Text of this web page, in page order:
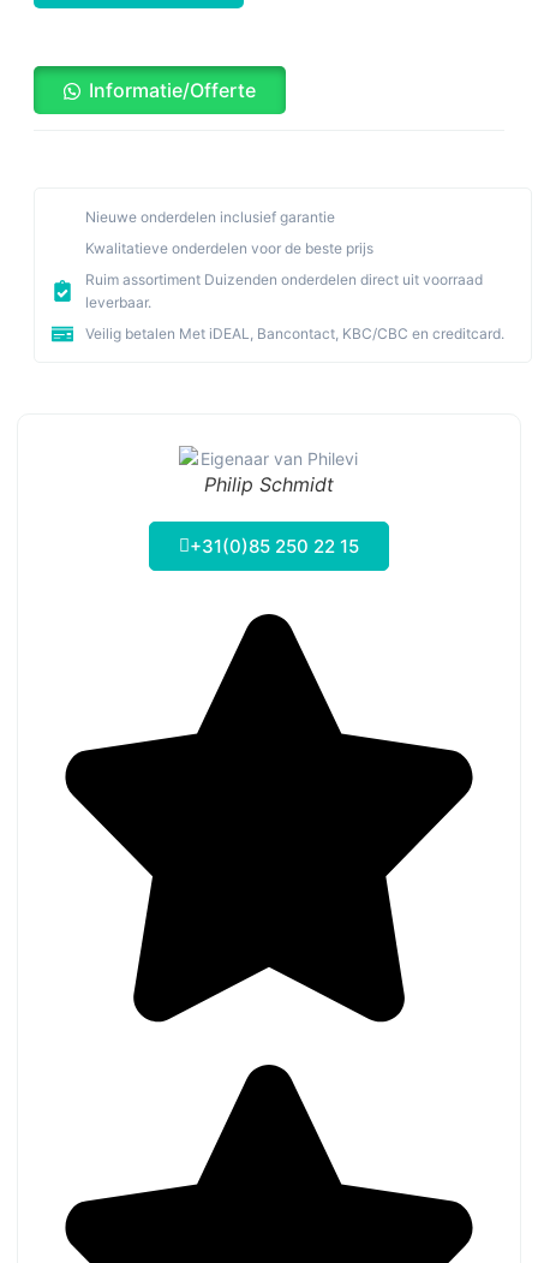
Informatie/Offerte
Nieuwe onderdelen inclusief garantie
Kwalitatieve onderdelen voor de beste prijs
Ruim assortiment Duizenden onderdelen direct uit voorraad
leverbaar.
Veilig betalen Met iDEAL, Bancontact, KBC/CBC en creditcard.
Philip Schmidt
+31(0)85 250 22 15